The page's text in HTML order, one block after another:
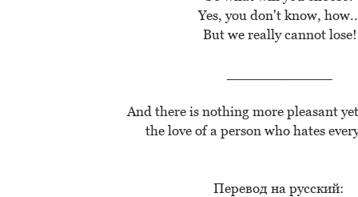
Yes, you don't know,
But we really cannot lose!
And there is nothing more pleasant
the love of a person who hates
Перевод на русский: